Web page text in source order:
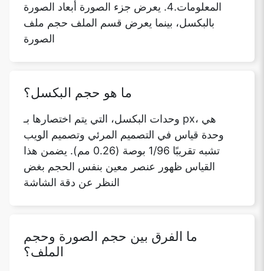
المعلومات.4. يعرض جزء الصورة أبعاد الصورة
بالبكسل، بينما يعرض قسم الملف حجم ملف
الصورة
ما هو حجم البكسل؟
وحدات البكسل، التي يتم اختصارها بـ px، هي
وحدة قياس في التصميم المرئي وتصميم الويب
تشبه تقريبًا 1/96 بوصة (0.26 مم). يضمن هذا
القياس ظهور عنصر معين بنفس الحجم بغض
النظر عن دقة الشاشة
ما الفرق بين حجم الصورة وحجم
الملف؟